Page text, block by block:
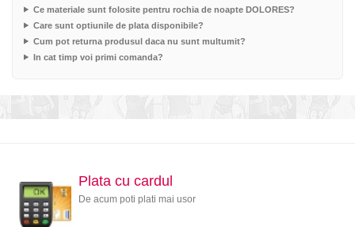
Ce materiale sunt folosite pentru rochia de noapte DOLORES?
Care sunt optiunile de plata disponibile?
Cum pot returna produsul daca nu sunt multumit?
In cat timp voi primi comanda?
Plata cu cardul
De acum poti plati mai usor